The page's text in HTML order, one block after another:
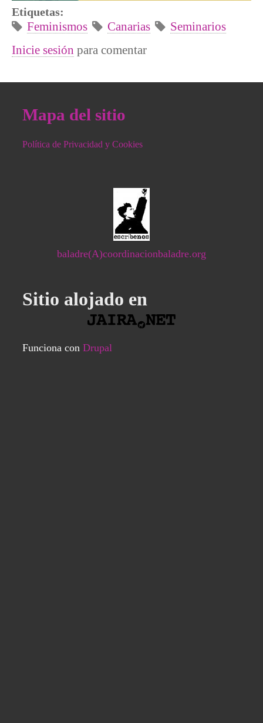
Etiquetas:
Feminismos Canarias
Seminarios
Inicie sesión para comentar
Mapa del sitio
Política de Privacidad y Cookies
baladre(A)coordinacionbaladre.org
Sitio alojado en
Funciona con Drupal